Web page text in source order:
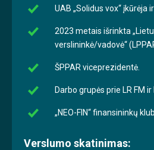
UAB „Solidus vox“ įkūrėja
2023 metais išrinkta
verslininkė/vadovė“
ŠPPAR viceprezidentė.
Darbo grupės prie LR FM ir
„NEO-FIN“ finansininkų
Verslumo skatinimas: